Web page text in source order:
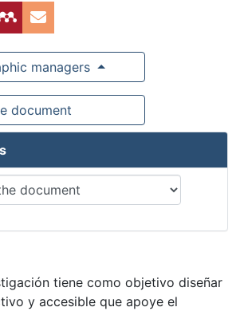
managers
document
tiene como objetivo diseñar
y accesible que apoye el